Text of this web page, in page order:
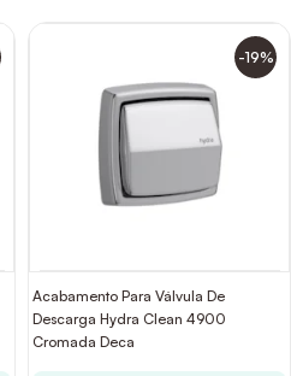
-19%
Acabamento Para Válvula De
Descarga Hydra Clean 4900
Cromada Deca